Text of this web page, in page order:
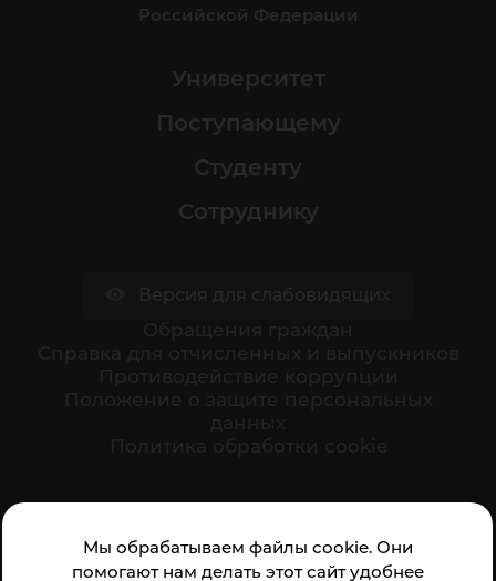
Мы обрабатываем файлы cookie. Они
помогают нам делать этот сайт удобнее
Российской Федерации
Университет
Поступающему
Студенту
Сотруднику
организации: